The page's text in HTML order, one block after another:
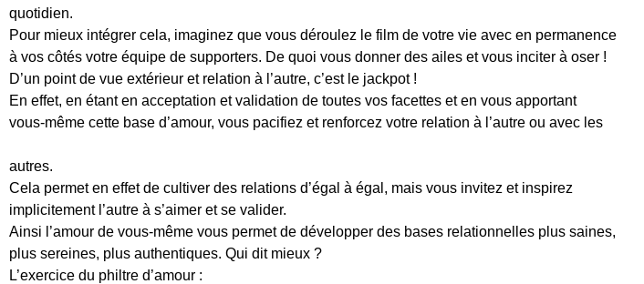
quotidien.
Pour mieux intégrer cela, imaginez que vous déroulez le film de votre vie avec en permanence
à vos côtés votre équipe de supporters. De quoi vous donner des ailes et vous inciter à oser !
D’un point de vue extérieur et relation à l’autre, c’est le jackpot !
En effet, en étant en acceptation et validation de toutes vos facettes et en vous apportant
vous-même cette base d’amour, vous pacifiez et renforcez votre relation à l’autre ou avec les
autres.
Cela permet en effet de cultiver des relations d’égal à égal, mais vous invitez et inspirez
implicitement l’autre à s’aimer et se valider.
Ainsi l’amour de vous-même vous permet de développer des bases relationnelles plus saines,
plus sereines, plus authentiques. Qui dit mieux ?
L’exercice du philtre d’amour :